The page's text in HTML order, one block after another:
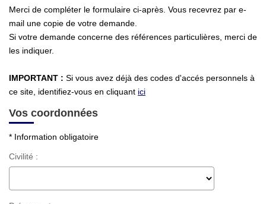
Merci de compléter le formulaire ci-après. Vous recevrez par e-
mail une copie de votre demande.
Si votre demande concerne des références particulières, merci de
les indiquer.
IMPORTANT : Si vous avez déjà des codes d'accés personnels à
ce site, identifiez-vous en cliquant ici
Vos coordonnées
* Information obligatoire
Civilité :